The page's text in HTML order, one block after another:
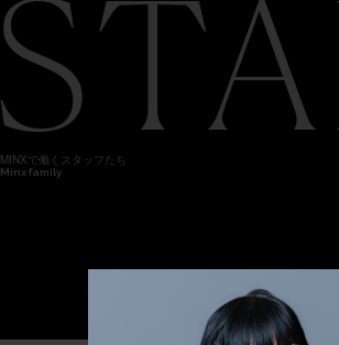
MINXで働くスタッフたち
Minx family